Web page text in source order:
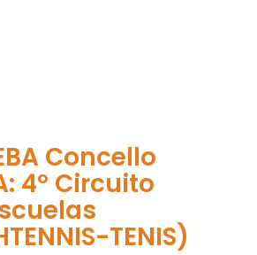
Concello
4º Circuito
TENIS)